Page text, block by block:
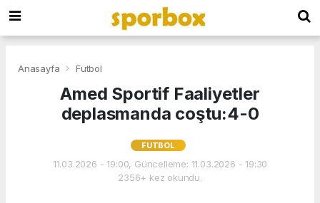
Anasayfa Futbol
Amed Sportif Faaliyetler
deplasmanda coştu:4-0
FUTBOL
11.03.2026 - 19:00, Güncelleme: 11.03.2026 - 19:30
2356+ kez okundu.